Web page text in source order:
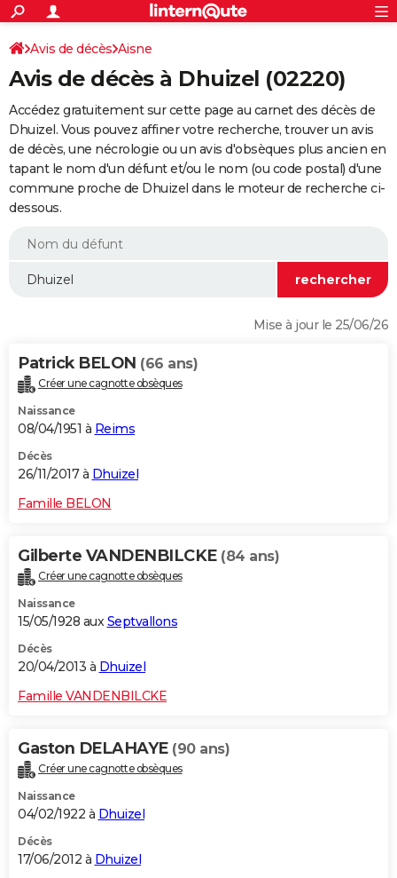
ACTUALITÉS
Politique
Société
Faits Divers
Education
Monde
Villes
+
SPORT
Coupe du monde 2026
Football
Tennis
Cyclisme
Rugby
Forum
Programme TV
TNT
Streaming
Cinéma
Sorties cinéma
Musique
+
FINANCE
Retraite
Epargne
Immobilier
Risques naturels par ville
Assurance
AUTO
Essais
Réserver un essai
Citadines
Berlines
SUV
Forum auto
+
HIGH-TECH
BRICOLAGE
WEEK-END
Alimentation
Guide de la santé
Maladies
Médicaments
Sommeil
VOYAGE
Destinations
City break
Voyage nature
Voyage de noces
Forum
Climat
+PHOTO
GUIDES D'ACHAT
Carte de Noël
Carte Bonne année
Carte Saint-Valentin
Carte Pâques
Carte d'anniversaire
DICTIONNAIRE
Dictionnaire
Biographies
Citations
Expressions
Proverbes
PROGRAMME TV
S'inscrire
Se connecter
Lycées
Collèges
Primaires
Universités
Entreprises
Service militaire
Avis de recherche
AVIS DE DÉCÈS
FORUM
Avis de décès Aisne
Avis de décès à Dhuizel (02220)
Accédez gratuitement sur cette page au carnet des décès de
Dhuizel. Vous pouvez affiner votre recherche, trouver un avis
de décès, une nécrologie ou un avis d'obsèques plus ancien en
tapant le nom d'un défunt et/ou le nom (ou code postal) d'une
commune proche de Dhuizel dans le moteur de recherche ci-
dessous.
Mise à jour le 25/06/26
Patrick BELON (66 ans)
Créer une cagnotte obsèques
Naissance
08/04/1951 à Reims
Décès
26/11/2017 à Dhuizel
Famille BELON
Gilberte VANDENBILCKE (84 ans)
Créer une cagnotte obsèques
Naissance
15/05/1928 auxSeptvallons
Décès
20/04/2013 à Dhuizel
Famille VANDENBILCKE
Gaston DELAHAYE (90 ans)
Créer une cagnotte obsèques
Naissance
04/02/1922 à Dhuizel
Décès
17/06/2012 à Dhuizel